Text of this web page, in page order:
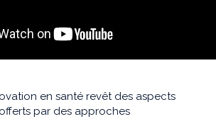
en santé revêt des aspects
par des approches